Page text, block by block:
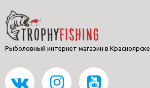
Рыболовный интернет магазин в Красноярске